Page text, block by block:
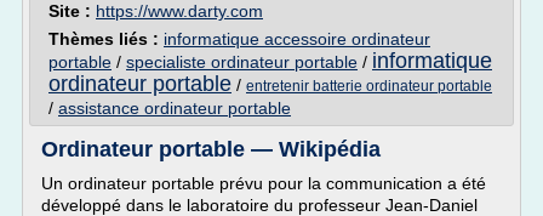
Site : https://www.darty.com
Thèmes liés : informatique accessoire ordinateur
portable / specialiste ordinateur portable / informatique
ordinateur portable / entretenir batterie ordinateur portable
/ assistance ordinateur portable
Ordinateur portable — Wikipédia
Un ordinateur portable prévu pour la communication a été
développé dans le laboratoire du professeur Jean-Daniel